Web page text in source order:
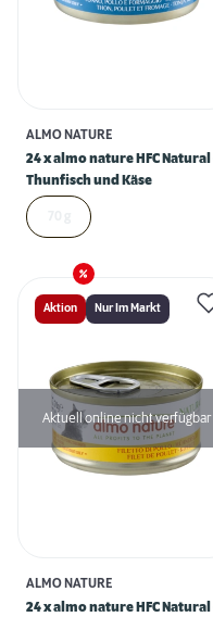
ALMO NATURE
24 x almo nature HFC Natural
Thunfisch und Käse
Aktion Nur Im Markt
Aktuell online nicht verfügbar
ALMO NATURE
24 x almo nature HFC Natural